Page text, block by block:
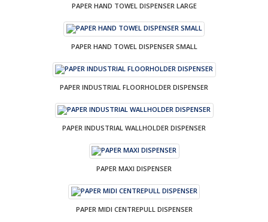
PAPER HAND TOWEL DISPENSER LARGE
PAPER HAND TOWEL DISPENSER SMALL
PAPER INDUSTRIAL FLOORHOLDER DISPENSER
PAPER INDUSTRIAL WALLHOLDER DISPENSER
PAPER MAXI DISPENSER
PAPER MIDI CENTREPULL DISPENSER